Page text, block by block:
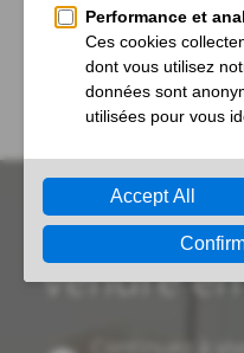
ou retourner àla
Vous
vendre
Continuez à